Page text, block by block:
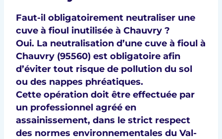
Faut-il obligatoirement neutraliser une
cuve à fioul inutilisée à Chauvry ?
Oui. La neutralisation d’une cuve à fioul à
Chauvry (95560) est obligatoire afin
d’éviter tout risque de pollution du sol
ou des nappes phréatiques.
Cette opération doit être effectuée par
un professionnel agréé en
assainissement, dans le strict respect
des normes environnementales du Val-